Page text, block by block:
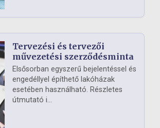
Tervezési és tervezői
művezetési szerződésminta
Elsősorban egyszerű bejelentéssel és
engedéllyel építhető lakóházak
esetében használható. Részletes
útmutató i...